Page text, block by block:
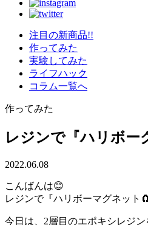
注目の新商品!!
作ってみた
実験してみた
ライフハック
コラム一覧へ
作ってみた
レジンで『ハリボー
2022.06.08
こんばんは😊
レジンで『ハリボーマグネット
今日は、2層目のエポキシレジ